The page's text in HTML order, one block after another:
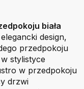
biała
design,
przedpokoju
stylistyce
w przedpokoju
drzwi